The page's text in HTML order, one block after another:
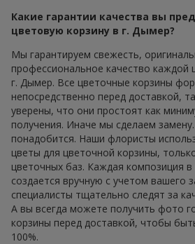
Какие гарантии качества вы
цветовую корзину в г. Дымер?
Мы гарантируем свежесть,
профессиональное качество каждой
г. Дымер. Все цветочные корзины
непосредственно перед доставкой,
уверены, что они простоят как
получения. Иначе мы сделаем
понадобится. Наши флористы
цветы для цветочной корзины,
цветочных баз. Каждая композиция
создается вручную с учетом вашего
специалисты тщательно следят за
А вы всегда можете получить фото
корзины перед доставкой, чтобы
100%.